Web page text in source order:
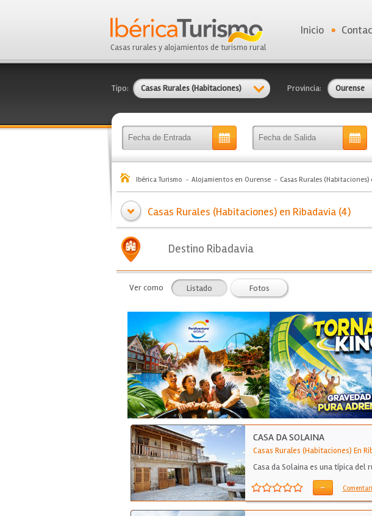
Casas rurales y alojamientos de turismo rural
Inicio
Tipo: Casas Rurales (Habitaciones) Provincia: Ourense
Ibérica Turismo Alojamientos en Ourense Casas Rurales (Habitaciones)
Casas Rurales (Habitaciones) en Ribadavia (4)
Destino Ribadavia
Ver como Listado Fotos
CASA DA SOLAINA
Casas Rurales (Habitaciones) En
Casa da Solaina es una típica
-